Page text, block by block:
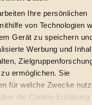
Ihre persönlichen
von Technologien
Gerät zu speichern
Werbung und
ermöglichen. Sie
für welche Zwecke
die Cookie-Erklärung